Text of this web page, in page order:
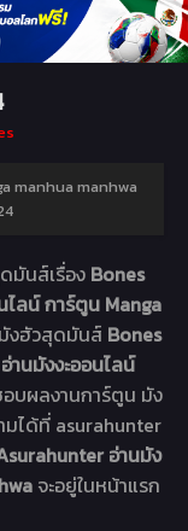
manhua manhwa
มันส์เรื่อง Bones
ลน์ การ์ตูน Manga
งฮัวสุดมันส์ Bones
านมังงะออนไลน์
บผลงานการ์ตูน มัง
มได้ที่ asurahunter
อ่านมัง
จะอยู่ในหน้าแรก